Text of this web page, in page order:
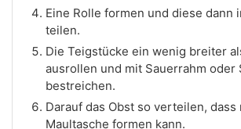
Eine Rolle formen und diese dann
teilen.
Die Teigstücke ein wenig breiter
ausrollen und mit Sauerrahm oder
bestreichen.
Darauf das Obst so verteilen, dass
Maultasche formen kann.